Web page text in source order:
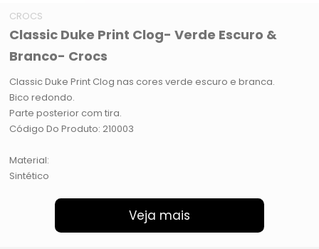
CROCS
Classic Duke Print Clog- Verde Escuro &
Branco- Crocs
Classic Duke Print Clog nas cores verde escuro e branca.
Bico redondo.
Parte posterior com tira.
Código Do Produto: 210003
Material:
Sintético
Veja mais